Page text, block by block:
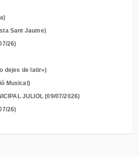
Sant Jaume)
26)
dejes de latir»)
Musical)
JULIOL (09/07/2026)
26)